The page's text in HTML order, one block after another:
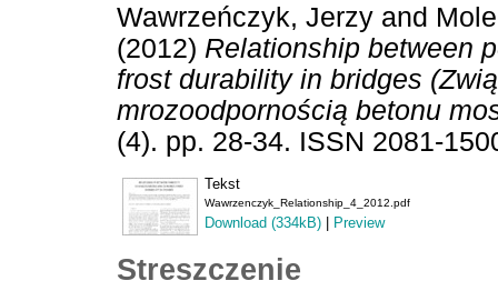
Wawrzeńczyk, Jerzy and
(2012) Relationship between
frost durability in bridges
mrozoodpornością betonu
(4). pp. 28-34. ISSN 2081-
Tekst
Wawrzenczyk_Relationship_4_2012.pdf
Download (334kB) | Preview
Streszczenie